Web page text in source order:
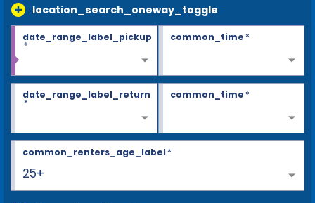
location_search_oneway_toggle
date_range_label_pickup
*
common_time*
date_range_label_return
*
common_time*
25+
common_renters_age_label*